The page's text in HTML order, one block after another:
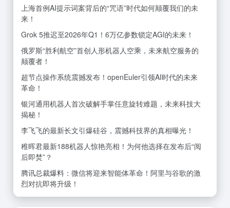
上海首例AI提示词案背后的“咒语”时代如何颠覆我们的未
来！
Grok 5推迟至2026年Q1！6万亿参数锁定AGI的未来！
俄罗斯“胜利航空”首创人形机器人空乘，未来航空服务的
颠覆者！
超节点操作系统震撼发布！openEuler引领AI时代的未来
革命！
银河通用机器人首次破解手掌任意旋转难题，未来科技大
揭秘！
李飞飞的最新长文引爆硅谷，震撼科技界的真相曝光！
稚晖君最新188机器人惊艳亮相！为何他选择在发布后“阅
后即焚”？
腾讯总裁爆料：微信将迎来智能体革命！阿里与谷歌的激
烈对抗即将升级！